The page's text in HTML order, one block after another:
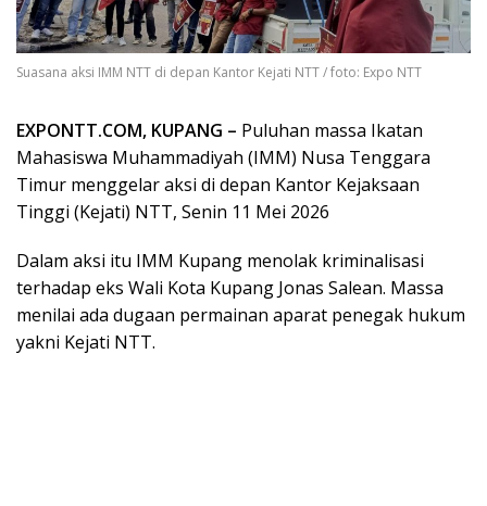
Suasana aksi IMM NTT di depan Kantor Kejati NTT / foto: Expo NTT
EXPONTT.COM, KUPANG – Puluhan massa Ikatan
Mahasiswa Muhammadiyah (IMM) Nusa Tenggara
Timur menggelar aksi di depan Kantor Kejaksaan
Tinggi (Kejati) NTT, Senin 11 Mei 2026
Dalam aksi itu IMM Kupang menolak kriminalisasi
terhadap eks Wali Kota Kupang Jonas Salean. Massa
menilai ada dugaan permainan aparat penegak hukum
yakni Kejati NTT.